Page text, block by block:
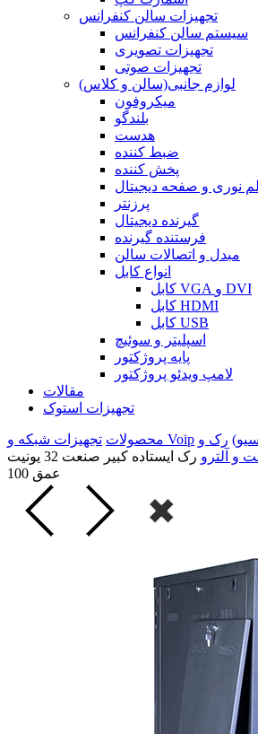
تجهیزات سالن کنفرانس
سیستم سالن کنفرانس
تجهیزات تصویری
تجهیزات صوتی
لوازم جانبی(سالن و کلاس)
میکروفون
بلندگو
هدست
ضبط کننده
پخش کننده
نوری و صفحه دیجیتال
پرزنتر
گیرنده دیجیتال
فرستنده گیرنده
مبدل و اتصالات سالن
انواع کابل
کابل VGA و DVI
کابل HDMI
کابل USB
اسپلیتر و سوئیچ
پایه پروژکتور
لامپ ویدئو پروژکتور
مقالات
تجهیزات استوک
محصولات تجهیزات شبکه و Voip رک و
و آلترو
رک ایستاده کبیر صنعت 32 یونیت
عمق 100